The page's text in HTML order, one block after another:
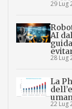
29 Lug
AI
28 Lug
La
22 Lug